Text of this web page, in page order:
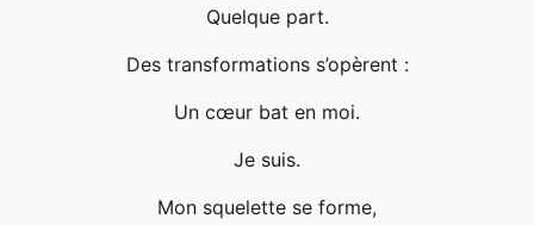
Quelque part.
Des transformations s’opèrent :
Un cœur bat en moi.
Je suis.
Mon squelette se forme,